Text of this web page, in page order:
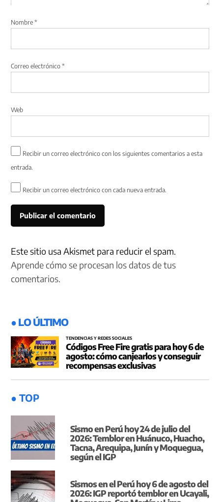
Nombre*
Correo electrónico*
Web
Recibir un correo electrónico con los siguientes comentarios a esta
entrada.
Recibir un correo electrónico con cada nueva entrada.
Este sitio usa Akismet para reducir el spam.
Aprende cómo se procesan los datos de tus
comentarios.
● LO ÚLTIMO
TENDENCIAS Y REDES SOCIALES
Códigos Free Fire gratis para hoy 6 de
agosto: cómo canjearlos y conseguir
recompensas exclusivas
● TOP
Sismo en Perú hoy 24 de julio del
2026: Temblor en Huánuco, Huacho,
Tacna, Arequipa, Junín y Moquegua,
según el IGP
Sismos en el Perú hoy 6 de agosto del
2026: IGP reportó temblor en Ucayali,